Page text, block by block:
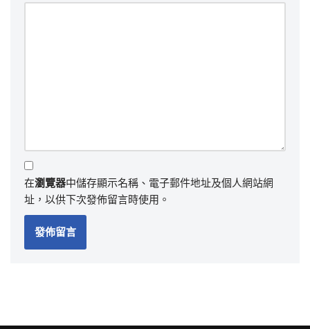
在瀏覽器中儲存顯示名稱、電子郵件地址及個人網站網
址，以供下次發佈留言時使用。